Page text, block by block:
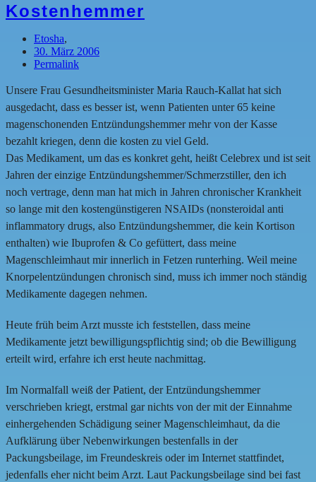
Kostenhemmer
Etosha,
30. März 2006
Permalink
Unsere Frau Gesundheitsminister Maria Rauch-Kallat hat sich
ausgedacht, dass es besser ist, wenn Patienten unter 65 keine
magenschonenden Entzündungshemmer mehr von der Kasse
bezahlt kriegen, denn die kosten zu viel Geld.
Das Medikament, um das es konkret geht, heißt Celebrex und ist seit
Jahren der einzige Entzündungshemmer/Schmerzstiller, den ich
noch vertrage, denn man hat mich in Jahren chronischer Krankheit
so lange mit den kostengünstigeren NSAIDs (nonsteroidal anti
inflammatory drugs, also Entzündungshemmer, die kein Kortison
enthalten) wie Ibuprofen & Co gefüttert, dass meine
Magenschleimhaut mir innerlich in Fetzen runterhing. Weil meine
Knorpelentzündungen chronisch sind, muss ich immer noch ständig
Medikamente dagegen nehmen.
Heute früh beim Arzt musste ich feststellen, dass meine
Medikamente jetzt bewilligungspflichtig sind; ob die Bewilligung
erteilt wird, erfahre ich erst heute nachmittag.
Im Normalfall weiß der Patient, der Entzündungshemmer
verschrieben kriegt, erstmal gar nichts von der mit der Einnahme
einhergehenden Schädigung seiner Magenschleimhaut, da die
Aufklärung über Nebenwirkungen bestenfalls in der
Packungsbeilage, im Freundeskreis oder im Internet stattfindet,
jedenfalls eher nicht beim Arzt. Laut Packungsbeilage sind bei fast